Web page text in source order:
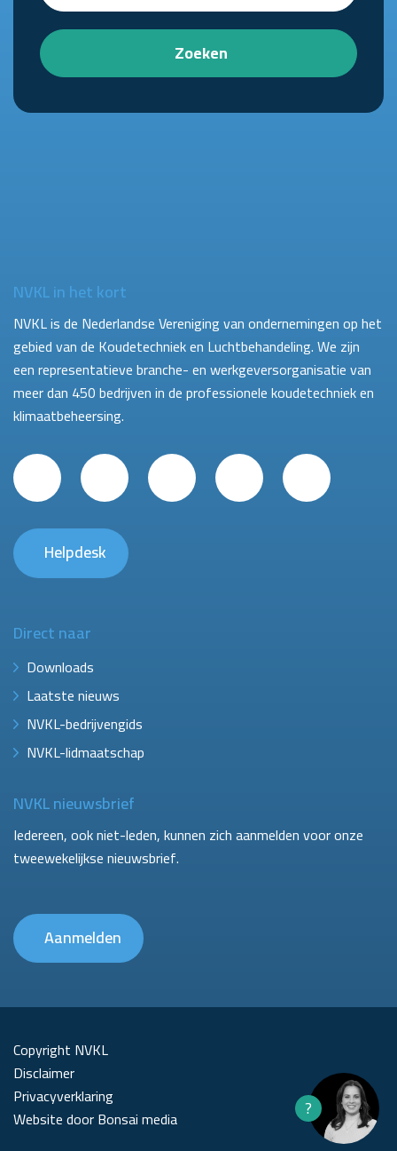
Zoeken
NVKL in het kort
NVKL is de Nederlandse Vereniging van ondernemingen op het
gebied van de Koudetechniek en Luchtbehandeling. We zijn
een representatieve branche- en werkgeversorganisatie van
meer dan 450 bedrijven in de professionele koudetechniek en
klimaatbeheersing.
Helpdesk
Direct naar
Downloads
Laatste nieuws
NVKL-bedrijvengids
NVKL-lidmaatschap
NVKL nieuwsbrief
Iedereen, ook niet-leden, kunnen zich aanmelden voor onze
tweewekelijkse nieuwsbrief.
Aanmelden
Copyright NVKL
Disclaimer
Privacyverklaring
Website door Bonsai media
?